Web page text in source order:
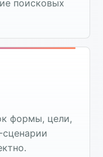
поисковых
формы, цели,